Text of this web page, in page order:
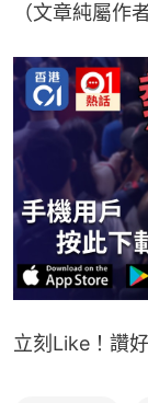
（文章純屬作
立刻Like！讚